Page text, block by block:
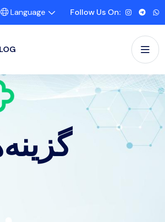
Language Follow Us On: